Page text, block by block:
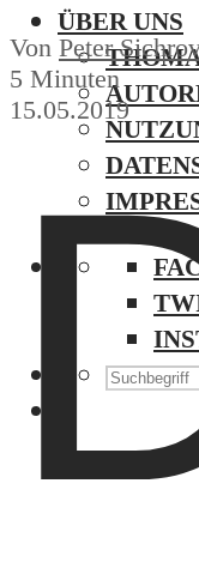
ÜBER UNS
Von Peter
5 Minuten
15.05.2019